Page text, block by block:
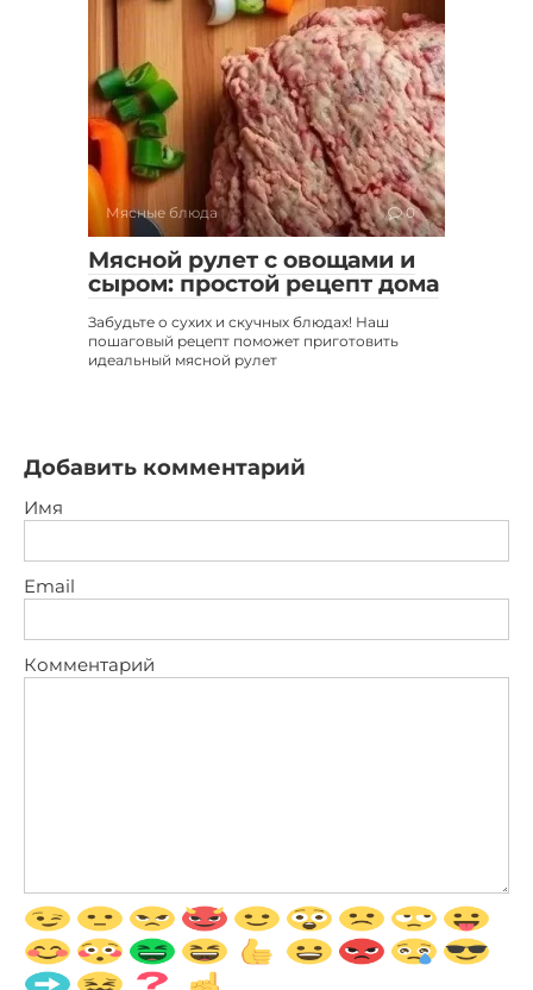
Мясные блюда 0
Мясной рулет с овощами и
сыром: простой рецепт дома
Забудьте о сухих и скучных блюдах! Наш
пошаговый рецепт поможет приготовить
идеальный мясной рулет
Добавить комментарий
Имя
Email
Комментарий